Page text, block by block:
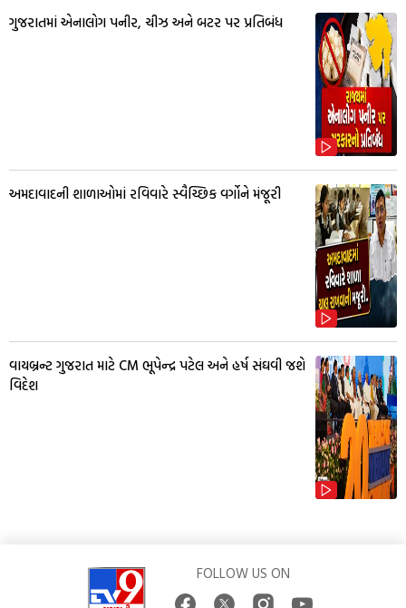
ગુજરાતમાં એનાલોગ પનીર, ચીઝ અને બટર પર પ્રતિબંધ
અમદાવાદની શાળાઓમાં રવિવારે સ્વૈચ્છિક વર્ગોને મંજૂરી
વાયબ્રન્ટ ગુજરાત માટે CM ભૂપેન્દ્ર પટેલ અને હર્ષ સંઘવી જશે
વિદેશ
FOLLOW US ON